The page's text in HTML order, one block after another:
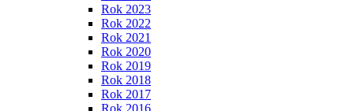
Rok 2023
Rok 2022
Rok 2021
Rok 2020
Rok 2019
Rok 2018
Rok 2017
Rok 2016